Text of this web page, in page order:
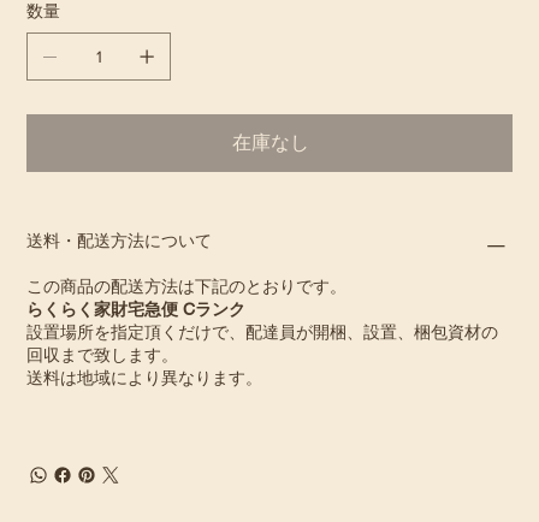
数量
在庫なし
送料・配送方法について
この商品の配送方法は下記のとおりです。
らくらく家財宅急便 Cランク
設置場所を指定頂くだけで、配達員が開梱、設置、梱包資材の
回収まで致します。
送料は地域により異なります。